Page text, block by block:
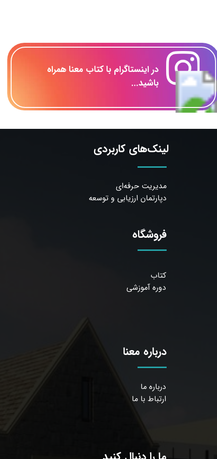
​در اینستاگرام با کتاب معنا همراه
باشید...
فروشگاه
کتاب
دوره آموزشی
درباره معنا
درباره ما
ارتباط با ما
لینک‌های کاربردی
مدیریت حرفه‌ای
دپارتمان ارزیابی و توسعه